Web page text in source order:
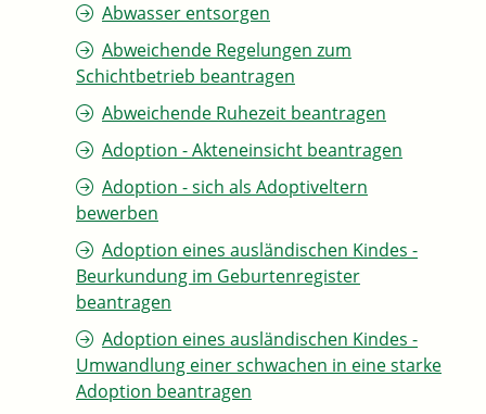
Abwasser entsorgen
Abweichende Regelungen zum
Schichtbetrieb beantragen
Abweichende Ruhezeit beantragen
Adoption - Akteneinsicht beantragen
Adoption - sich als Adoptiveltern
bewerben
Adoption eines ausländischen Kindes -
Beurkundung im Geburtenregister
beantragen
Adoption eines ausländischen Kindes -
Umwandlung einer schwachen in eine starke
Adoption beantragen